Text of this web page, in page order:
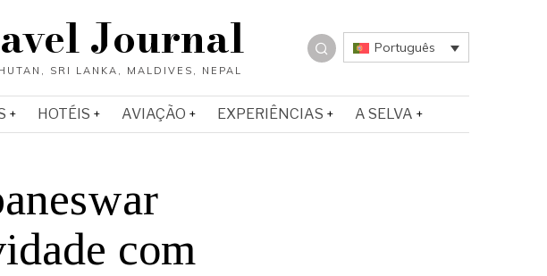
Português
Journal
HOTÉIS AVIAÇÃO EXPERIÊNCIAS A SELVA
com